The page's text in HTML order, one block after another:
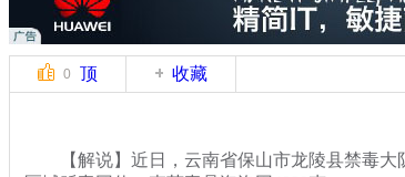
0 顶 收藏
【解说】近日，云南省保山市龙陵县禁毒大